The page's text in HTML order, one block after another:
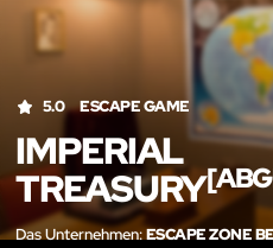
5.0 ESCAPE GAME
IMPERIAL
TREASURY
Das Unternehmen:ESCAPE ZONE